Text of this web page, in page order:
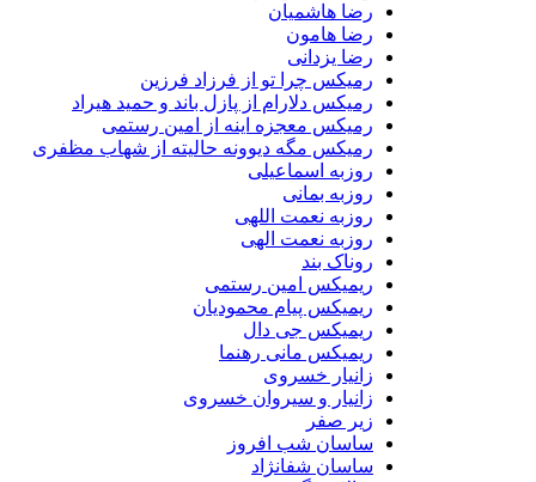
رضا هاشمیان
رضا هامون
رضا یزدانی
رمیکس چرا تو از فرزاد فرزین
رمیکس دلارام از پازل باند و حمید هیراد
رمیکس معجزه اینه از امین رستمی
رمیکس مگه دیوونه حالیته از شهاب مظفری
روزبه اسماعیلی
روزبه بمانی
روزبه نعمت اللهی
روزبه نعمت الهی
روناک بند
ریمیکس امین رستمی
ریمیکس پیام محمودیان
ریمیکس جی دال
ریمیکس مانی رهنما
زانیار خسروی
زانیار و سیروان خسروی
زیر صفر
ساسان شب افروز
ساسان شفانژاد